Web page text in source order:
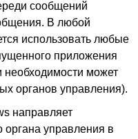
сообщений
В любой
использовать любые
приложения
необходимости может
органов управления).
направляет
органа управления в